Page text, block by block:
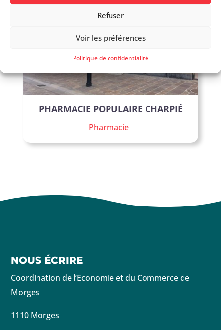
Refuser
Voir les préférences
Politique de confidentialité
PHARMACIE POPULAIRE CHARPIÉ
Pharmacie
Bons COOR
NOUS ÉCRIRE
Coordination de l’Economie et du Commerce de
Morges
1110 Morges